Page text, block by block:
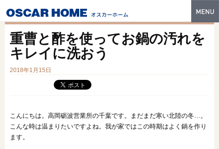
特長
イベント・モデルハウス
建築実例
重曹と酢を使ってお鍋の汚れを
キレイに洗おう
2018年1月15日
こんにちは。高岡砺波営業所の千葉です。まだまだ寒い北陸の冬…。
こんな時は温まりたいですよね。我が家ではこの時期はよく鍋を作り
ます。